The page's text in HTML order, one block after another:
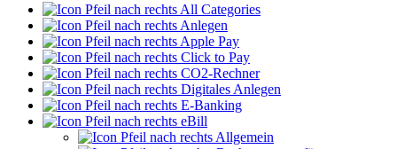
All Categories
Anlegen
Apple Pay
Click to Pay
CO2-Rechner
Digitales Anlegen
E-Banking
eBill
Allgemein